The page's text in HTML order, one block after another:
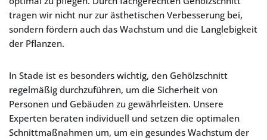
tragen wir nicht nur zur ästhetischen Verbesserung bei,
sondern fördern auch das Wachstum und die Langlebigkeit
der Pflanzen.
In Stade ist es besonders wichtig, den Gehölzschnitt
regelmäßig durchzuführen, um die Sicherheit von
Personen und Gebäuden zu gewährleisten. Unsere
Experten beraten individuell und setzen die optimalen
Schnittmaßnahmen um, um ein gesundes Wachstum der